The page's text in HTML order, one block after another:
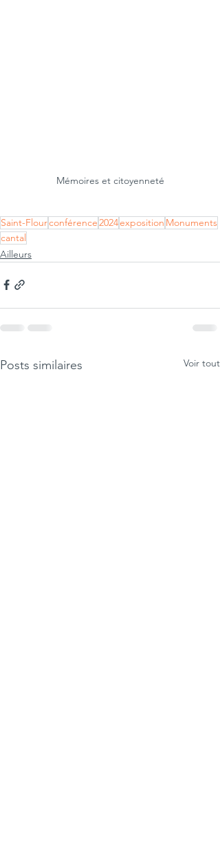
Mémoires et citoyenneté
Saint-Flourconférence2024exposition Monuments
cantal
Ailleurs
Posts similaires Voir tout